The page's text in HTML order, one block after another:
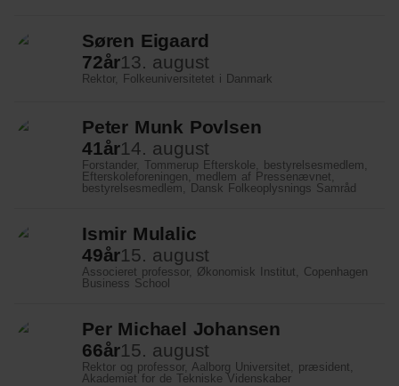
Søren Eigaard
72år13. august
Rektor, Folkeuniversitetet i Danmark
Peter Munk Povlsen
41år14. august
Forstander, Tommerup Efterskole, bestyrelsesmedlem,
Efterskoleforeningen, medlem af Pressenævnet,
bestyrelsesmedlem, Dansk Folkeoplysnings Samråd
Ismir Mulalic
49år15. august
Associeret professor, Økonomisk Institut, Copenhagen
Business School
Per Michael Johansen
66år15. august
Rektor og professor, Aalborg Universitet, præsident,
Akademiet for de Tekniske Videnskaber